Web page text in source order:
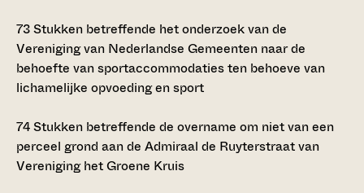
73Stukken betreffende het onderzoek van de
Vereniging van Nederlandse Gemeenten naar de
behoefte van sportaccommodaties ten behoeve van
lichamelijke opvoeding en sport
74Stukken betreffende de overname om niet van een
perceel grond aan de Admiraal de Ruyterstraat van
Vereniging het Groene Kruis